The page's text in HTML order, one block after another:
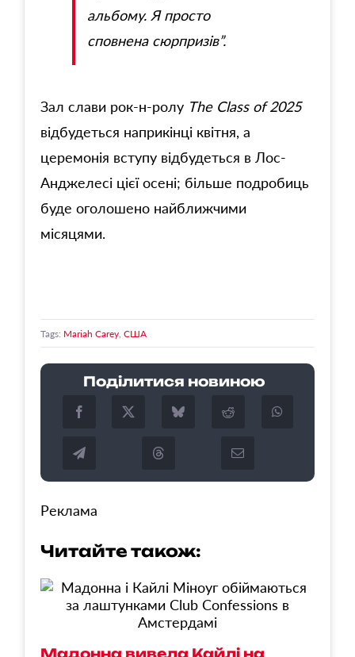
альбому. Я просто
сповнена сюрпризів”.
Зал слави рок-н-ролу The Class of 2025
відбудеться наприкінці квітня, а
церемонія вступу відбудеться в Лос-
Анджелесі цієї осені; більше подробиць
буде оголошено найближчими
місяцями.
Tags: Mariah Carey США
Поділитися новиною
Реклама
Читайте також:
Мадонна вивела Кайлі на